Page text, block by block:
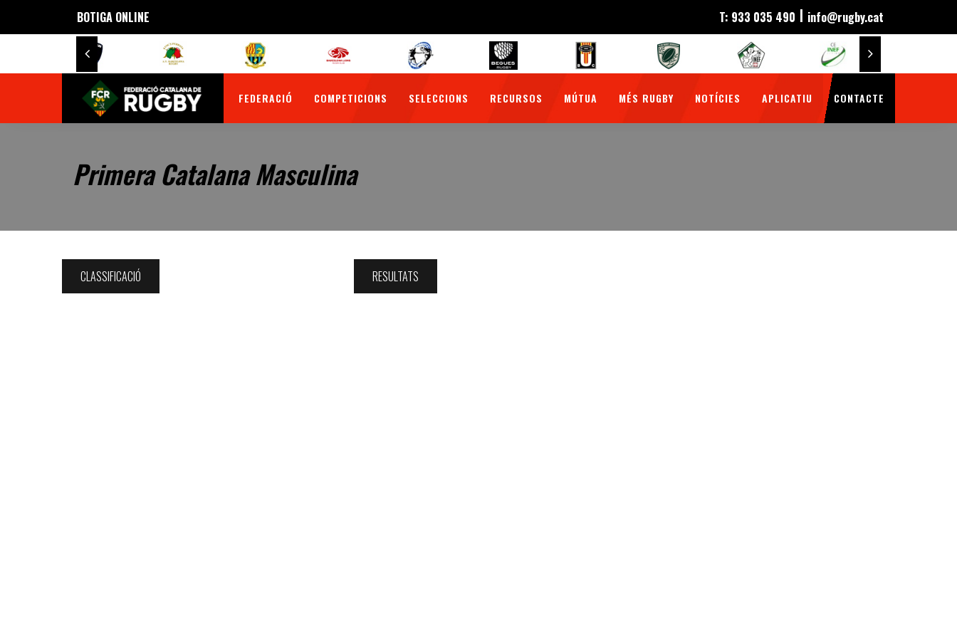
BOTIGA ONLINE T: 933 035 490 | info@rugby.cat
FEDERACIÓ COMPETICIONS SELECCIONS RECURSOS MÚTUA MÉS RUGBY NOTÍCIES APLICATIU CONTACTE
Primera Catalana Masculina
CLASSIFICACIÓ RESULTATS